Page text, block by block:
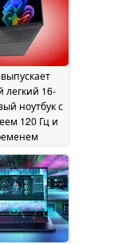
легкий 16-
ноутбук с
120 Гц и
часов04 June
2026